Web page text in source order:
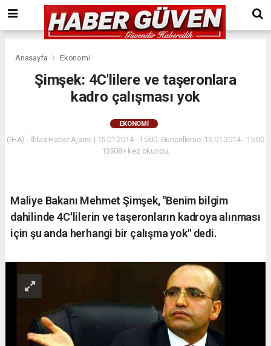
Anasayfa Ekonomi
Şimşek: 4C'lilere ve taşeronlara
kadro çalışması yok
EKONOMI
(İHA) - İhlas Haber Ajansı | 15.01.2014 - 15:00, Güncelleme: 15.01.2014 - 15:00
13508+ kez okundu.
Maliye Bakanı Mehmet Şimşek, "Benim bilgim
dahilinde 4C'lilerin ve taşeronların kadroya alınması
için şu anda herhangi bir çalışma yok" dedi.